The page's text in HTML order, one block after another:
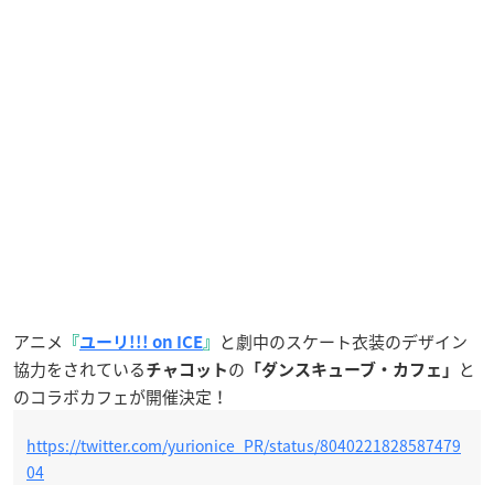
アニメ 『ユーリ!!! on ICE 』
と劇中のスケート衣装のデザイン
協力をされている チャコット の 「ダンスキューブ・カフェ」
と
のコラボカフェが開催決定！
https://twitter.com/yurionice_PR/status/8040221828587479
04